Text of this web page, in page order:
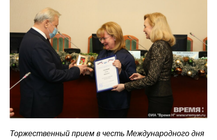
Торжественный прием в честь Международного дня